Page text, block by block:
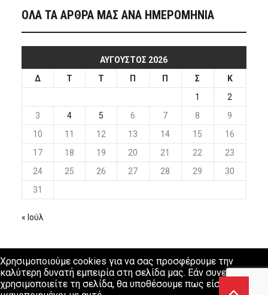
ΟΛΑ ΤΑ ΑΡΘΡΑ ΜΑΣ ΑΝΑ ΗΜΕΡΟΜΗΝΙΑ
ΑΎΓΟΥΣΤΟΣ 2026
Δ
Τ Τ Π Π Σ
Κ
1
2
3
4 5 6 7 8
9
10
11 12 13 14 15
16
17
18 19 20 21 22
23
24
25 26 27 28 29
30
31
« Ιούλ
Χρησιμοποιούμε cookies για να σας προσφέρουμε την
καλύτερη δυνατή εμπειρία στη σελίδα μας. Εάν συνεχίσετε να
χρησιμοποιείτε τη σελίδα, θα υποθέσουμε πως είστε